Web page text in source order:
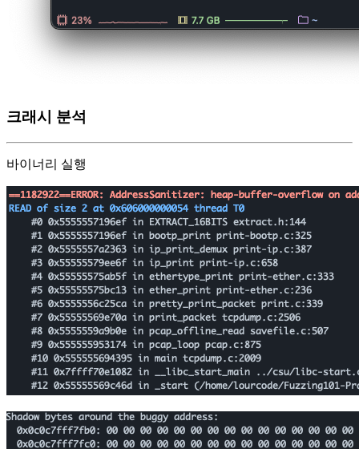
크래시 분석
바이너리 실행